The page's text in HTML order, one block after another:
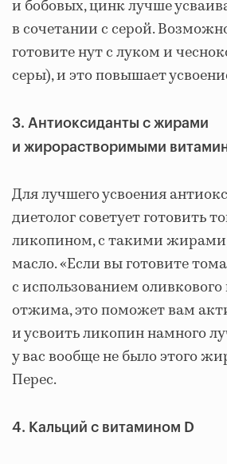
и бобовых, цинк лучше
в сочетании с серой.
готовите нут с луком и
серы), и это повышает
3. Антиоксиданты с жирами
и жирорастворимыми
Для лучшего усвоения
диетолог советует готовить
ликопином, с такими
масло. «Если вы готовите
с использованием
отжима, это поможет вам
и усвоить ликопин намного
у вас вообще не было этого
Перес.
4. Кальций с витамином D